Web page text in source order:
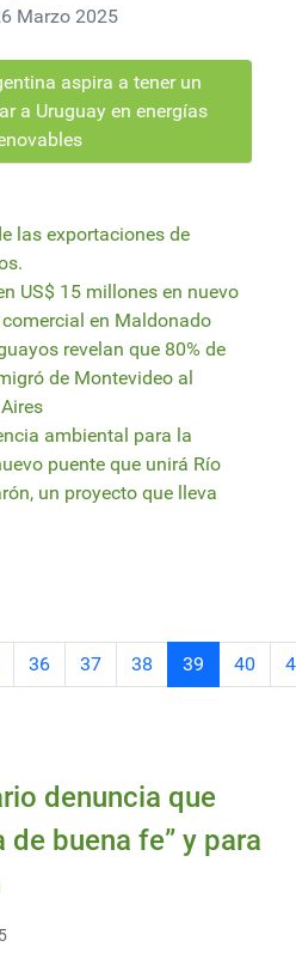
Marzo 2025
aspira a tener un
a Uruguay en energías
las exportaciones de
US$ 15 millones en nuevo
en Maldonado
revelan que 80% de
de Montevideo al
ambiental para la
puente que unirá Río
un proyecto que lleva
36 37 38 39 40
denuncia que
de buena fe” y para